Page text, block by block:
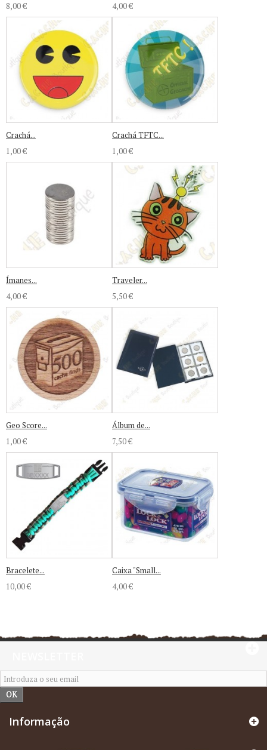
8,00 €
4,00 €
Crachá...
1,00 €
Crachá TFTC...
1,00 €
Ímanes...
4,00 €
Traveler...
5,50 €
Geo Score...
1,00 €
Álbum de...
7,50 €
Bracelete...
10,00 €
Caixa "Small...
4,00 €
OK
Informação